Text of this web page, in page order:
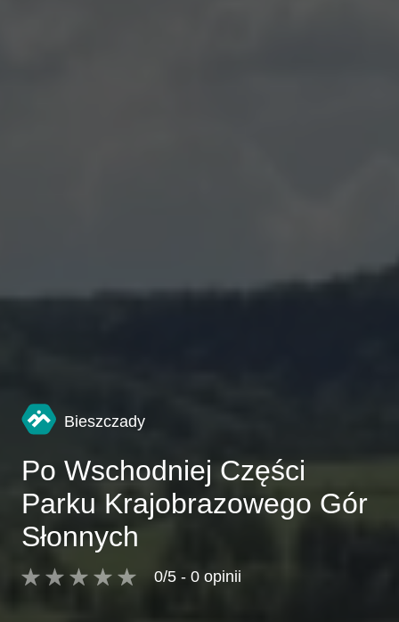
Bieszczady
Po Wschodniej Części
Parku Krajobrazowego Gór
Słonnych
0/5 - 0 opinii